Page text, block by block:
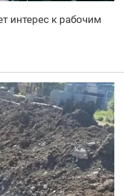
интерес к рабочим